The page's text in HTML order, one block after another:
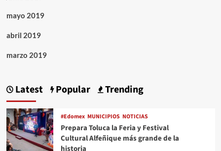
mayo 2019
abril 2019
marzo 2019
Latest Popular Trending
#Edomex MUNICIPIOS NOTICIAS
Prepara Toluca la Feria y Festival
Cultural Alfeñique más grande de la
historia